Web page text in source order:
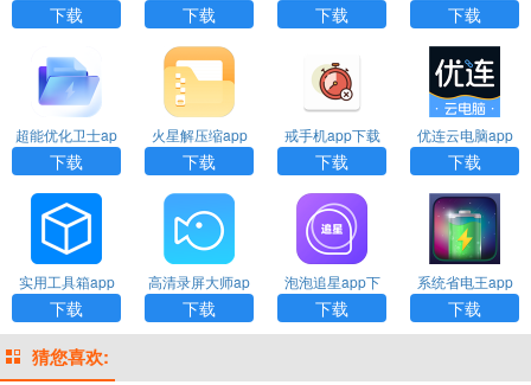
编辑器app下载
下载
下载
下载
载
下载 下载
超能优化卫士ap
p下载
下载
火星解压缩app
下载
下载
戒手机app下载
下载
优连云电脑app
下载安装
下载
实用工具箱app
下载
下载
高清录屏大师ap
p下载
下载
泡泡追星app下
载
下载
系统省电王app
下载
下载
猜您喜欢: